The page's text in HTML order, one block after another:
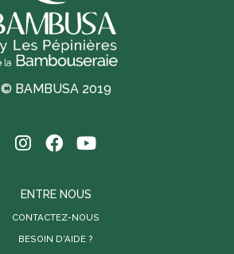
© BAMBUSA 2019
ENTRE NOUS
CONTACTEZ-NOUS
BESOIN D'AIDE ?